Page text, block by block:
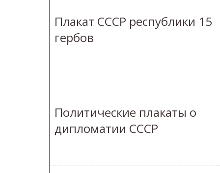
Плакат СССР республики 15
гербов
Политические плакаты о
дипломатии СССР